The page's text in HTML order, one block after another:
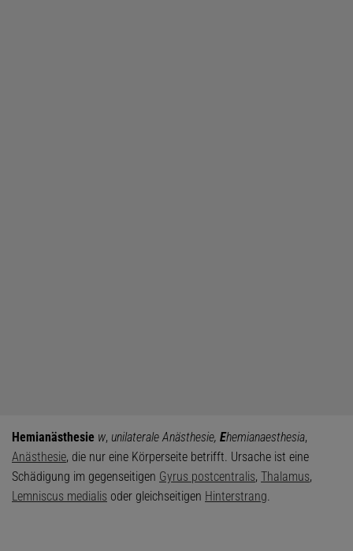
Hemianästhesie w, unilaterale Anästhesie, Ehemianaesthesia,
Anästhesie, die nur eine Körperseite betrifft. Ursache ist eine
Schädigung im gegenseitigen Gyrus postcentralis, Thalamus,
Lemniscus medialis oder gleichseitigen Hinterstrang.